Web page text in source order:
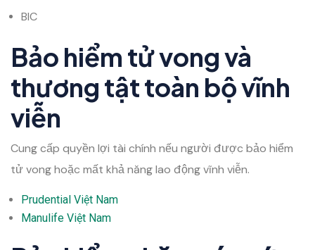
BIC
Bảo hiểm tử vong và
thương tật toàn bộ vĩnh
viễn
Cung cấp quyền lợi tài chính nếu người được bảo hiểm
tử vong hoặc mất khả năng lao động vĩnh viễn.
Prudential Việt Nam
Manulife Việt Nam